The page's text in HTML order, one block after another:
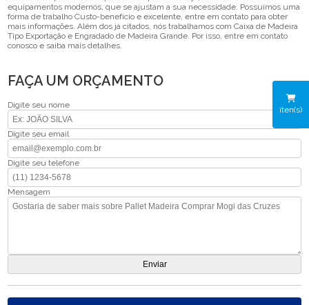
iten(s)
equipamentos modernos, que se ajustam a sua necessidade. Possuímos uma
forma de trabalho Custo-benefício e excelente, entre em contato para obter
mais informações. Além dos já citados, nós trabalhamos com Caixa de Madeira
Tipo Exportação e Engradado de Madeira Grande. Por isso, entre em contato
conosco e saiba mais detalhes.
FAÇA UM ORÇAMENTO
Digite seu nome
Digite seu email
Digite seu telefone
Mensagem